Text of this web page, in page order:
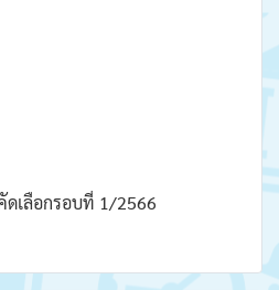
เลือกรอบที่ 1/2566